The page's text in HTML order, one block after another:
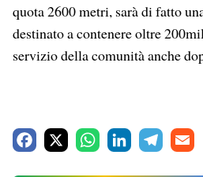
quota 2600 metri, sarà di fatto
destinato a contenere oltre
servizio della comunità anche
X
W